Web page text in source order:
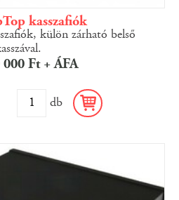
kasszafiók
külön zárható belső
Ft + ÁFA
db